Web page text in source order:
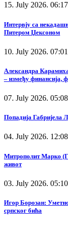
15. July 2026. 06:17
Интервју са
Питером Џексоном
10. July 2026. 07:01
Александра
– између финансија,
07. July 2026. 05:08
Попадија Габријела
04. July 2026. 12:08
Митрополит Марко
живот
03. July 2026. 05:10
Игор Борозан:
српског бића